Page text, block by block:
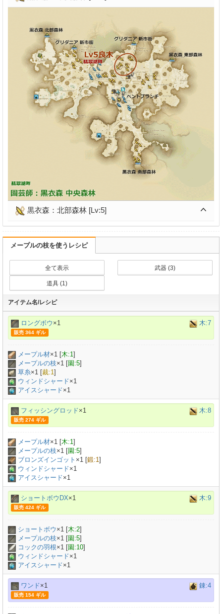
黒衣森：北部森林 [Lv:5]
メープルの枝を使うレシピ
全て表示 武器 (3)
道具 (1)
アイテム名/レシピ
ロングボウ ×1 木:7
販売 364 ギル
メープル材×1 [木:1]
メープルの枝×1 [園:5]
草糸×1 [裁:1]
ウィンドシャード×1
アイスシャード×1
フィッシングロッド×1 木:8
販売 274 ギル
メープル材×1 [木:1]
メープルの枝×1 [園:5]
ブロンズインゴット ×1 [鍛:1]
ウィンドシャード×1
アイスシャード×1
ショートボウDX×1 木:9
販売 424 ギル
ショートボウ ×1 [木:2]
メープルの枝×1 [園:5]
コックの羽根×1 [園:10]
ウィンドシャード×1
アイスシャード×1
ワンド×1 錬:4
販売 154 ギル